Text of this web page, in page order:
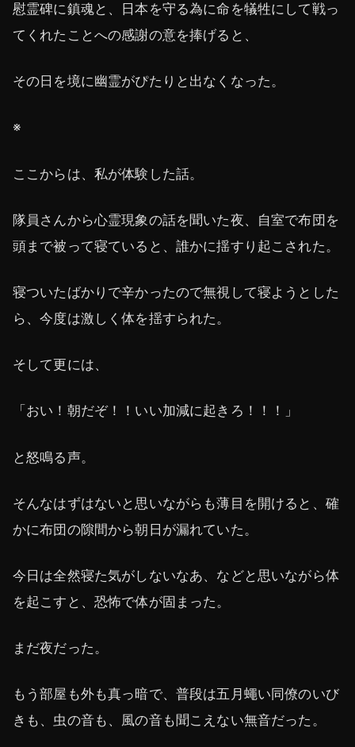
慰霊碑に鎮魂と、日本を守る為に命を犠牲にして戦っ
てくれたことへの感謝の意を捧げると、
その日を境に幽霊がぴたりと出なくなった。
※
ここからは、私が体験した話。
隊員さんから心霊現象の話を聞いた夜、自室で布団を
頭まで被って寝ていると、誰かに揺すり起こされた。
寝ついたばかりで辛かったので無視して寝ようとした
ら、今度は激しく体を揺すられた。
そして更には、
「おい！朝だぞ！！いい加減に起きろ！！！」
と怒鳴る声。
そんなはずはないと思いながらも薄目を開けると、確
かに布団の隙間から朝日が漏れていた。
今日は全然寝た気がしないなあ、などと思いながら体
を起こすと、恐怖で体が固まった。
まだ夜だった。
もう部屋も外も真っ暗で、普段は五月蠅い同僚のいび
きも、虫の音も、風の音も聞こえない無音だった。